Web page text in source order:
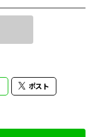
ポスト